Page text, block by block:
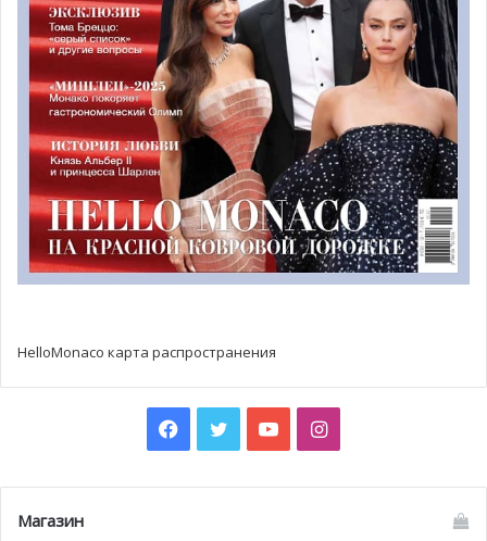
автомобилестроении. Ну что ж, увидите всё сами в
апреле в Grimaldi Forum в Монако.
Информация о мероприятии и продажа билетов
осуществляется через сайтGrimaldi Forum или на сайте
мероприятия
Top Marques.
HelloMonaco карта распространения
Facebook
TwitterYouTubeInstagram
Магазин